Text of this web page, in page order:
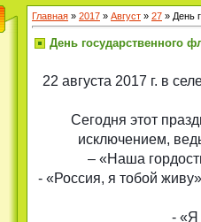
Главная » 2017 » Август » 27 » День
День государственного
22 августа 2017 г. в
Сегодня этот
исключением,
– «Наша
- «Россия, я тобой
- «Я